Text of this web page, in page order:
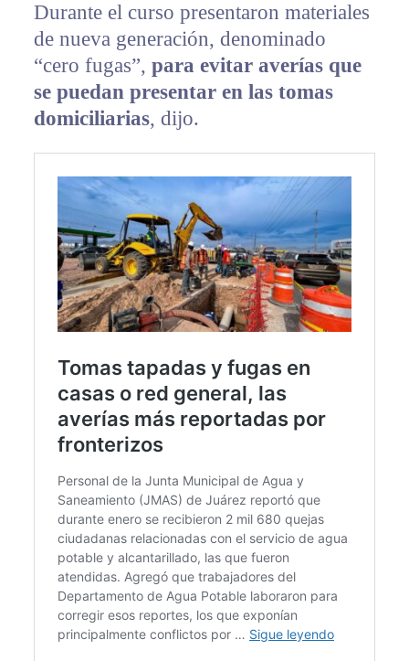
Durante el curso presentaron materiales
de nueva generación, denominado
“cero fugas”, para evitar averías que
se puedan presentar en las tomas
domiciliarias, dijo.